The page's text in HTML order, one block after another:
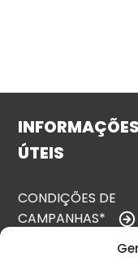
INFORMAÇÕES
ÚTEIS
CONDIÇÕES DE
CAMPANHAS*